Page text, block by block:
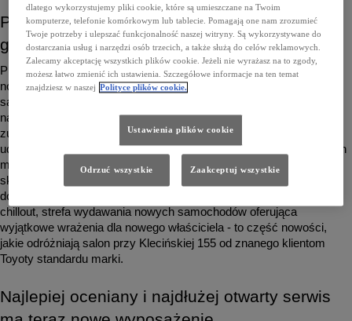
Pierwszy interaktywny salon Toyoty nowej
generacji
Przy ul. Klecińskiej 155 na klientów czeka dwukrotnie większy,
nowoczesny budynek niepodobny do żadnego innego salonu
samochodwego we Wrocławiu. Wnętrze zostało wyposażone w
najnowocześniejsze narzędzia, które wynoszą proces obsługi na
zupełnie inny poziom. Klienci mają do dyspozycji szereg
udogodnień, m.in. interaktywny konfigurator wszystkich dostępnych
modeli, za pomocą którego można na ekranie dotykowym
skomponować dla siebie idealny samochód. Wzorniki wszystkich
dostępnych lakierów, konfigurator rat Kinto, komfortowa strefa
chillout, strefa wydawania nowych samochodów oferująca
wyjątkowe wrażenia dla nowego właściciela - to część nowości,
jakie odróżniają salon przy Klecińskiej 155 od znanego klientom
Toyoty standardu marki.
Najlepiej oceniany i najdłużej otwarty serwis
dlatego wykorzystujemy pliki cookie, które są umieszczane na Twoim
komputerze, telefonie komórkowym lub tablecie. Pomagają one nam zrozumieć
Twoje potrzeby i ulepszać funkcjonalność naszej witryny. Są wykorzystywane do
dostarczania usług i narzędzi osób trzecich, a także służą do celów reklamowych.
Zalecamy akceptację wszystkich plików cookie. Jeżeli nie wyrażasz na to zgody,
możesz łatwo zmienić ich ustawienia. Szczegółowe informacje na ten temat
znajdziesz w naszej Polityce plików cookie.
Ustawienia plików cookie
Odrzuć wszystkie Zaakceptuj wszystkie